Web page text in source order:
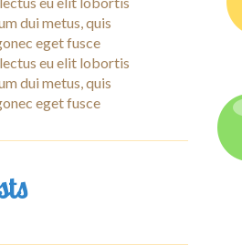
dui metus, quis
eget fusce
eu elit lobortis
dui metus, quis
eget fusce